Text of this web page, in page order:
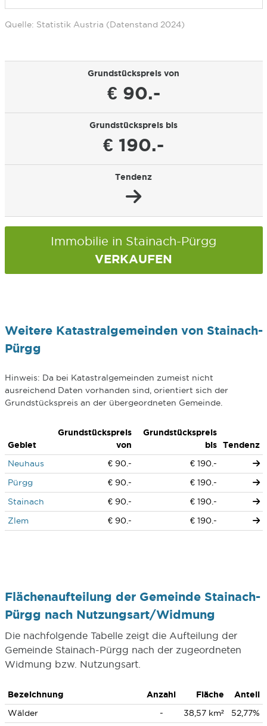
Quelle: Statistik Austria (Datenstand 2024)
Grundstückspreis von
€ 90.-
Grundstückspreis bis
€ 190.-
Tendenz
Immobilie in Stainach-Pürgg
VERKAUFEN
Weitere Katastralgemeinden von Stainach-
Pürgg
Hinweis: Da bei Katastralgemeinden zumeist nicht
ausreichend Daten vorhanden sind, orientiert sich der
Grundstückspreis an der übergeordneten Gemeinde.
Gebiet
Grundstückspreis
von
Grundstückspreis
bis
Tendenz
Neuhaus
€ 90.-
€ 190.-
Pürgg
€ 90.-
€ 190.-
Stainach
€ 90.-
€ 190.-
Zlem
€ 90.- € 190.-
Flächenaufteilung der Gemeinde Stainach-
Pürgg nach Nutzungsart/Widmung
Die nachfolgende Tabelle zeigt die Aufteilung der
Gemeinde Stainach-Pürgg nach der zugeordneten
Widmung bzw. Nutzungsart.
Bezeichnung Anzahl Fläche
Anteil
Wälder
- 38,57 km² 52,77%